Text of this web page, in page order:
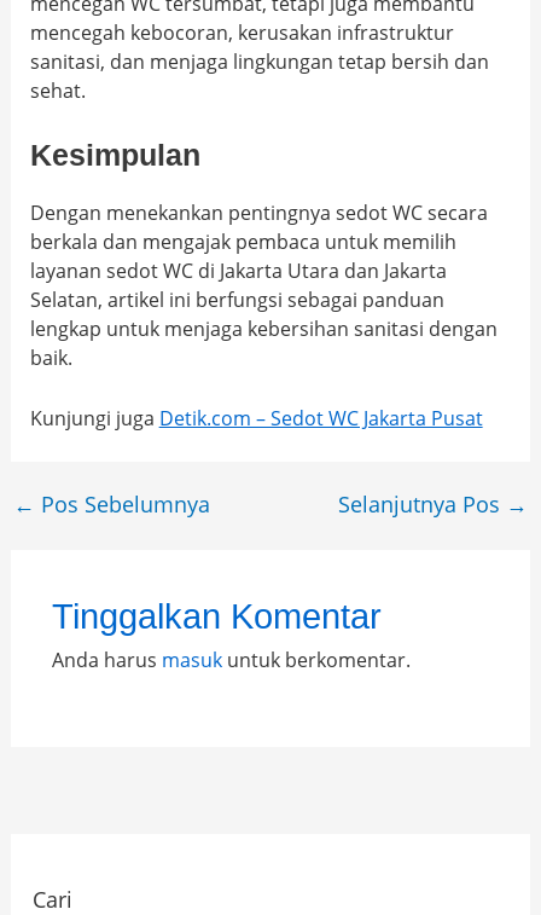
mencegah kebocoran, kerusakan infrastruktur
sanitasi, dan menjaga lingkungan tetap bersih dan
sehat.
Kesimpulan
Dengan menekankan pentingnya sedot WC secara
berkala dan mengajak pembaca untuk memilih
layanan sedot WC di Jakarta Utara dan Jakarta
Selatan, artikel ini berfungsi sebagai panduan
lengkap untuk menjaga kebersihan sanitasi dengan
baik.
Kunjungi juga Detik.com – Sedot WC Jakarta Pusat
← Pos Sebelumnya Selanjutnya Pos →
Tinggalkan Komentar
Anda harus masukuntuk berkomentar.
Cari